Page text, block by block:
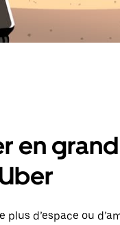
en
plus d’espace ou